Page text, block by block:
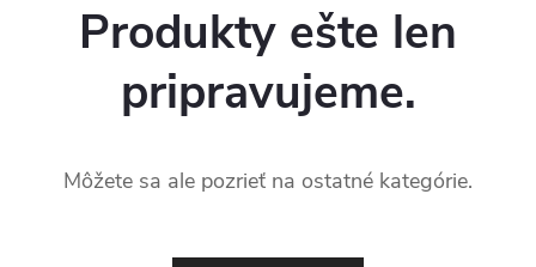
Produkty ešte len
pripravujeme.
Môžete sa ale pozrieť na ostatné kategórie.